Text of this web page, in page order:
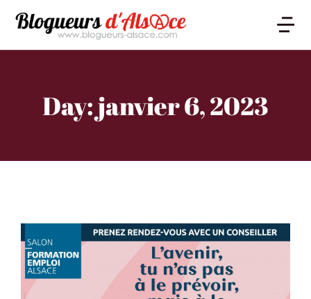
Day: janvier 6, 2023